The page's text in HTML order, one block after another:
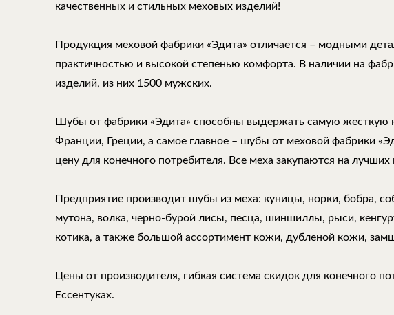
качественных и стильных меховых изделий!
Продукция меховой фабрики «Эдита» отличается – модными
практичностью и высокой степенью комфорта. В наличии на
изделий, из них 1500 мужских.
Шубы от фабрики «Эдита» способны выдержать самую жесткую
Франции, Греции, а самое главное – шубы от меховой фабрики
цену для конечного потребителя. Все меха закупаются на
Предприятие производит шубы из меха: куницы, норки, бобра,
мутона, волка, черно-бурой лисы, песца, шиншиллы, рыси,
котика, а также большой ассортимент кожи, дубленой кожи,
Цены от производителя, гибкая система скидок для конечного
Ессентуках.